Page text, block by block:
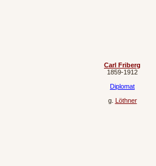
Carl Friberg
1859‐1912
Diplomat
g. Löthner